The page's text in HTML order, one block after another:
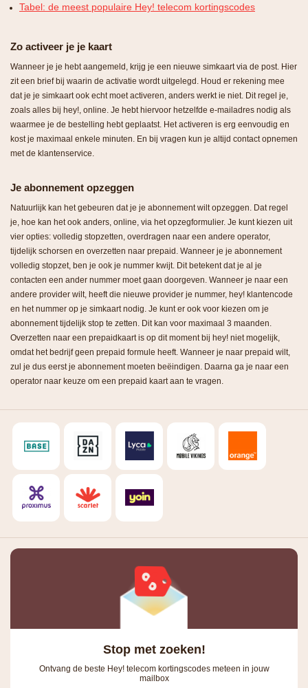
Tabel: de meest populaire Hey! telecom kortingscodes
Zo activeer je je kaart
Wanneer je je hebt aangemeld, krijg je een nieuwe simkaart via de post. Hier
zit een brief bij waarin de activatie wordt uitgelegd. Houd er rekening mee
dat je je simkaart ook echt moet activeren, anders werkt ie niet. Dit regel je,
zoals alles bij hey!, online. Je hebt hiervoor hetzelfde e-mailadres nodig als
waarmee je de bestelling hebt geplaatst. Het activeren is erg eenvoudig en
kost je maximaal enkele minuten. En bij vragen kun je altijd contact opnemen
met de klantenservice.
Je abonnement opzeggen
Natuurlijk kan het gebeuren dat je je abonnement wilt opzeggen. Dat regel
je, hoe kan het ook anders, online, via het opzegformulier. Je kunt kiezen uit
vier opties: volledig stopzetten, overdragen naar een andere operator,
tijdelijk schorsen en overzetten naar prepaid. Wanneer je je abonnement
volledig stopzet, ben je ook je nummer kwijt. Dit betekent dat je al je
contacten een ander nummer moet gaan doorgeven. Wanneer je naar een
andere provider wilt, heeft die nieuwe provider je nummer, hey! klantencode
en het nummer op je simkaart nodig. Je kunt er ook voor kiezen om je
abonnement tijdelijk stop te zetten. Dit kan voor maximaal 3 maanden.
Overzetten naar een prepaidkaart is op dit moment bij hey! niet mogelijk,
omdat het bedrijf geen prepaid formule heeft. Wanneer je naar prepaid wilt,
zul je dus eerst je abonnement moeten beëindigen. Daarna ga je naar een
operator naar keuze om een prepaid kaart aan te vragen.
Stop met zoeken!
Ontvang de beste Hey! telecom kortingscodes meteen in jouw
mailbox